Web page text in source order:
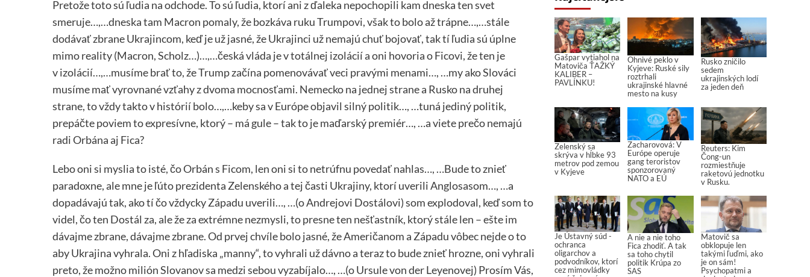
Pretože toto sú ľudia na odchode. To sú ľudia, ktorí ani z ďaleka nepochopili kam dneska ten svet
smeruje…,…dneska tam Macron pomaly, že bozkáva ruku Trumpovi, však to bolo až trápne…,…stále
dodávať zbrane Ukrajincom, keď je už jasné, že Ukrajinci už nemajú chuť bojovať, tak tí ľudia sú úplne
mimo reality (Macron, Scholz…)…,…česká vláda je v totálnej izolácií a oni hovoria o Ficovi, že ten je
v izolácií…,…musíme brať to, že Trump začína pomenovávať veci pravými menami…, …my ako Slováci
musíme mať vyrovnané vzťahy z dvoma mocnosťami. Nemecko na jednej strane a Rusko na druhej
strane, to vždy takto v histórií bolo…,…keby sa v Európe objavil silný politik…, …tuná jediný politik,
prepáčte poviem to expresívne, ktorý – má gule – tak to je maďarský premiér…, …a viete prečo nemajú
radi Orbána aj Fica?
Lebo oni si myslia to isté, čo Orbán s Ficom, len oni si to netrúfnu povedať nahlas…, …Bude to znieť
paradoxne, ale mne je ľúto prezidenta Zelenského a tej časti Ukrajiny, ktorí uverili Anglosasom…, …a
dopadávajú tak, ako tí čo vždycky Západu uverili…, …(o Andrejovi Dostálovi) som explodoval, keď som to
videl, čo ten Dostál za, ale že za extrémne nezmysli, to presne ten nešťastník, ktorý stále len – ešte im
dávajme zbrane, dávajme zbrane. Od prvej chvíle bolo jasné, že Američanom a Západu vôbec nejde o to
aby Ukrajina vyhrala. Oni z hľadiska „manny“, to vyhrali už dávno a teraz to bude znieť hrozne, oni vyhrali
preto, že možno milión Slovanov sa medzi sebou vyzabíjalo…, …(o Ursule von der Leyenovej) Prosím Vás,
Gašpar vytiahol na
Matoviča ŤAŽKÝ
KALIBER –
PAVLÍNKU!
Ohnivé peklo v
Kyjeve: Ruské sily
roztrhali
ukrajinské hlavné
mesto na kusy
Rusko zničilo
sedem
ukrajinských lodí
za jeden deň
Zelenský sa
skrýva v hĺbke 93
metrov pod zemou
v Kyjeve
Zacharovová: V
Európe operuje
gang teroristov
sponzorovaný
NATO a EÚ
Reuters: Kim
Čong-un
rozmiestňuje
raketovú jednotku
v Rusku.
Je Ústavný súd -
ochranca
oligarchov a
podvodníkov, ktorí
cez mimovládky
A nie a nie toho
Fica zhodiť. A tak
sa toho chytil
politik Krúpa zo
SAS
Matovič sa
obklopuje len
takými ľuďmi, ako
je on sám!
Psychopatmi a